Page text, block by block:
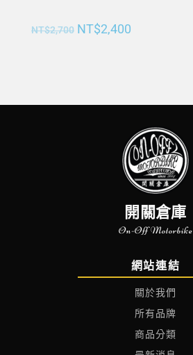
NT$2,700 NT$2,400
開關倉庫
On-Off Motorbike
網站連結
關於我們
所有品牌
商品分類